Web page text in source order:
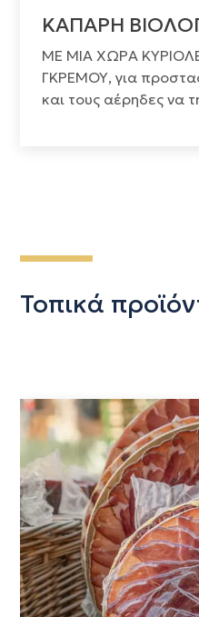
ΚΑΠΑΡΗ
ΜΕ ΜΙΑ ΧΩΡΑ
ΓΚΡΕΜΟΥ, για
και τους αέρηδες να
Τοπικά